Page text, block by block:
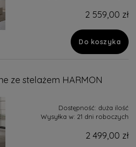
2 559,00 zł
Do koszyka
ze stelażem HARMON
Dostępność: duża ilość
Wysyłka w: 21 dni roboczych
2 499,00 zł